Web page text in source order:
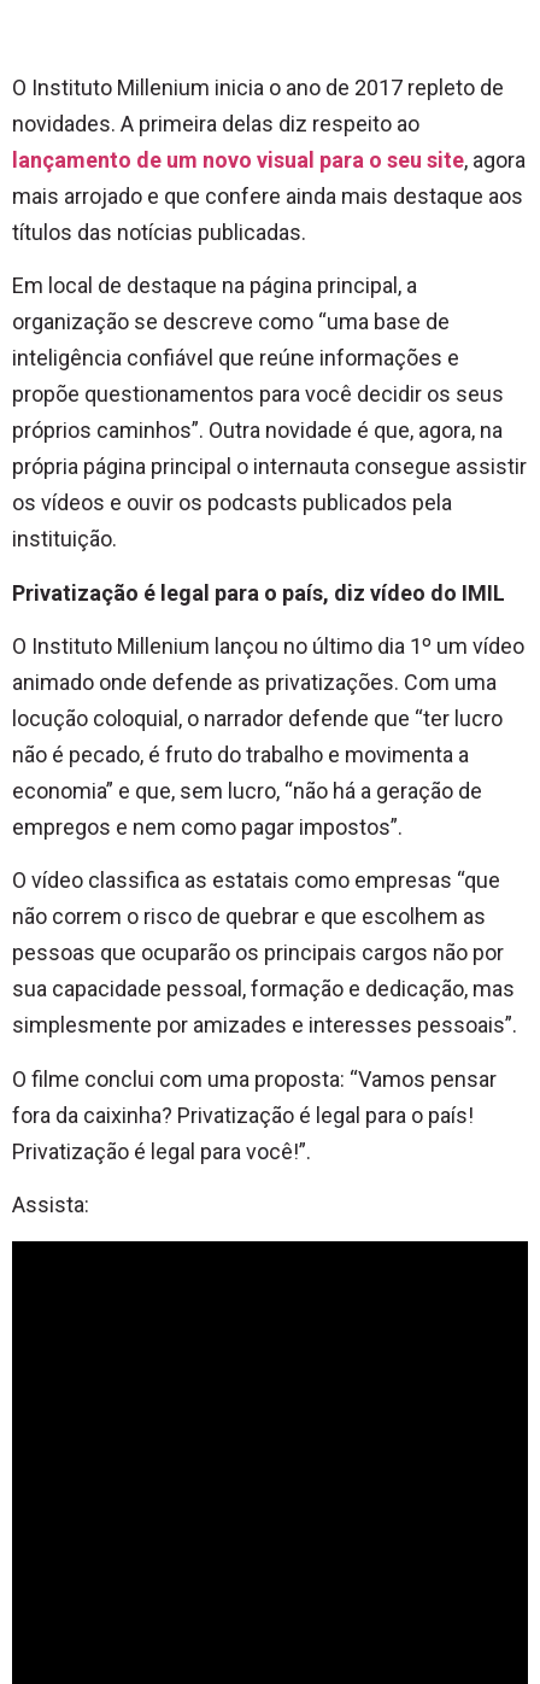
O Instituto Millenium inicia o ano de 2017 repleto de
novidades. A primeira delas diz respeito ao
lançamento de um novo visual para o seu site, agora
mais arrojado e que confere ainda mais destaque aos
títulos das notícias publicadas.
Em local de destaque na página principal, a
organização se descreve como “uma base de
inteligência confiável que reúne informações e
propõe questionamentos para você decidir os seus
próprios caminhos”. Outra novidade é que, agora, na
própria página principal o internauta consegue assistir
os vídeos e ouvir os podcasts publicados pela
instituição.
Privatização é legal para o país, diz vídeo do IMIL
O Instituto Millenium lançou no último dia 1º um vídeo
animado onde defende as privatizações. Com uma
locução coloquial, o narrador defende que “ter lucro
não é pecado, é fruto do trabalho e movimenta a
economia” e que, sem lucro, “não há a geração de
empregos e nem como pagar impostos”.
O vídeo classifica as estatais como empresas “que
não correm o risco de quebrar e que escolhem as
pessoas que ocuparão os principais cargos não por
sua capacidade pessoal, formação e dedicação, mas
simplesmente por amizades e interesses pessoais”.
O filme conclui com uma proposta: “Vamos pensar
fora da caixinha? Privatização é legal para o país!
Privatização é legal para você!”.
Assista: